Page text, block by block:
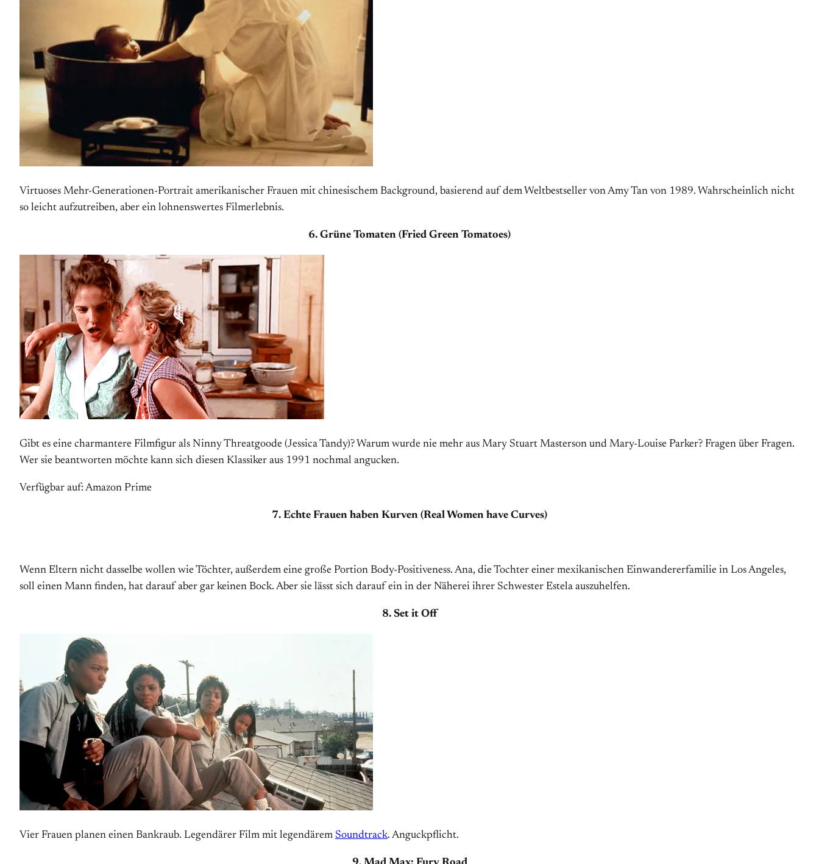
Virtuoses Mehr-Generationen-Portrait amerikanischer Frauen mit chinesischem Background, basierend auf dem Weltbestseller von Amy Tan von 1989. Wahrscheinlich nicht
so leicht aufzutreiben, aber ein lohnenswertes Filmerlebnis.
6. Grüne Tomaten (Fried Green Tomatoes)
Gibt es eine charmantere Filmfigur als Ninny Threatgoode (Jessica Tandy)? Warum wurde nie mehr aus Mary Stuart Masterson und Mary-Louise Parker? Fragen über Fragen.
Wer sie beantworten möchte kann sich diesen Klassiker aus 1991 nochmal angucken.
Verfügbar auf: Amazon Prime
7. Echte Frauen haben Kurven (Real Women have Curves)
Wenn Eltern nicht dasselbe wollen wie Töchter, außerdem eine große Portion Body-Positiveness. Ana, die Tochter einer mexikanischen Einwandererfamilie in Los Angeles,
soll einen Mann finden, hat darauf aber gar keinen Bock. Aber sie lässt sich darauf ein in der Näherei ihrer Schwester Estela auszuhelfen.
8. Set it Off
Vier Frauen planen einen Bankraub. Legendärer Film mit legendärem Soundtrack. Anguckpflicht.